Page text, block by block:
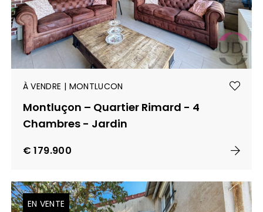
À VENDRE | MONTLUCON
Montluçon – Quartier Rimard - 4
Chambres - Jardin
€ 179.900
EN VENTE